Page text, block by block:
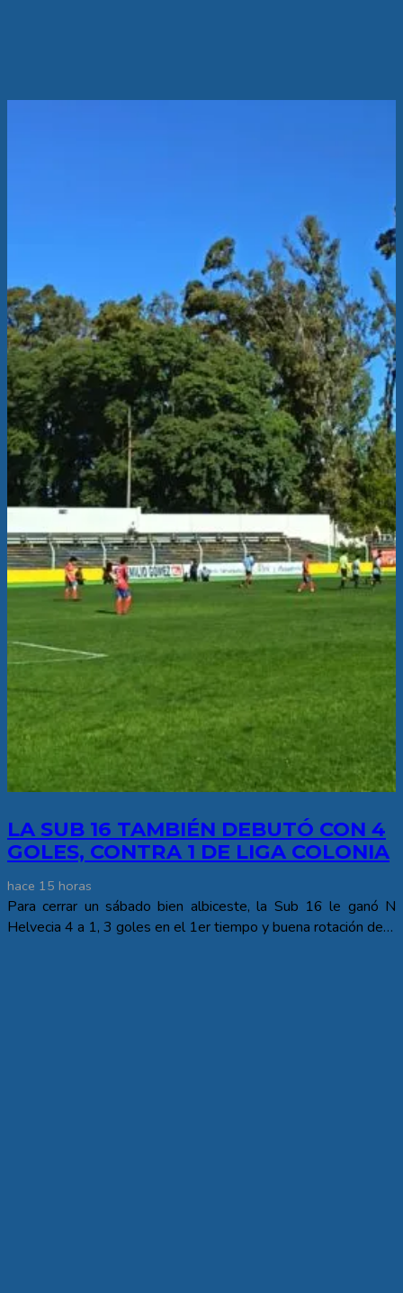
LA SUB 16 TAMBIÉN DEBUTÓ CON 4
GOLES, CONTRA 1 DE LIGA COLONIA
hace 15 horas
Para cerrar un sábado bien albiceste, la Sub 16 le ganó N
Helvecia 4 a 1, 3 goles en el 1er tiempo y buena rotación de…